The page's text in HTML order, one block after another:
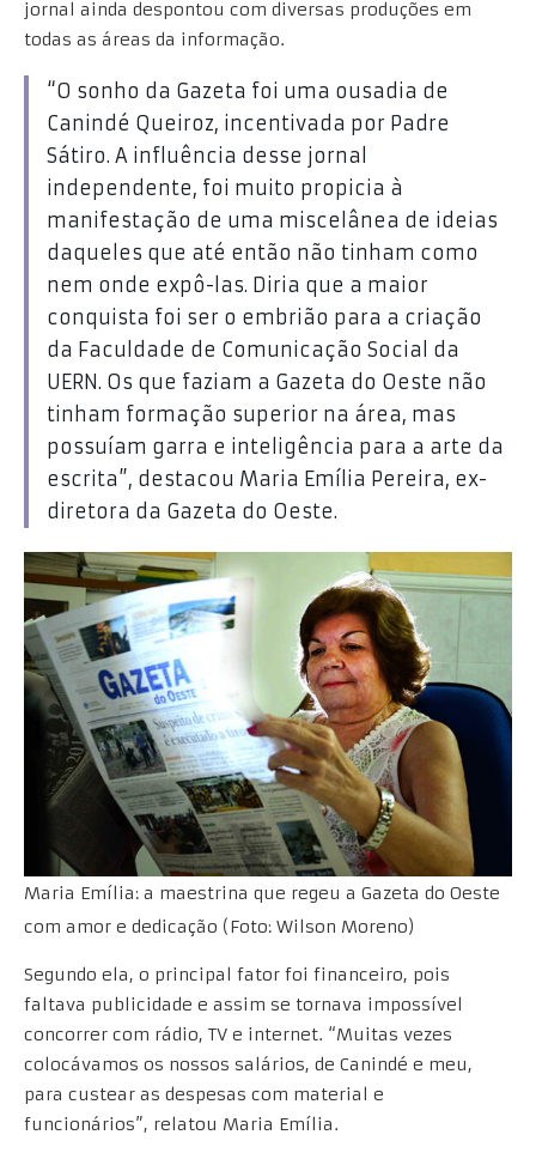
jornal ainda despontou com diversas produções em
todas as áreas da informação.
“O sonho da Gazeta foi uma ousadia de
Canindé Queiroz, incentivada por Padre
Sátiro. A influência desse jornal
independente, foi muito propicia à
manifestação de uma miscelânea de ideias
daqueles que até então não tinham como
nem onde expô-las. Diria que a maior
conquista foi ser o embrião para a criação
da Faculdade de Comunicação Social da
UERN. Os que faziam a Gazeta do Oeste não
tinham formação superior na área, mas
possuíam garra e inteligência para a arte da
escrita”, destacou Maria Emília Pereira, ex-
diretora da Gazeta do Oeste.
Maria Emília: a maestrina que regeu a Gazeta do Oeste
com amor e dedicação (Foto: Wilson Moreno)
Segundo ela, o principal fator foi financeiro, pois
faltava publicidade e assim se tornava impossível
concorrer com rádio, TV e internet. “Muitas vezes
colocávamos os nossos salários, de Canindé e meu,
para custear as despesas com material e
funcionários”, relatou Maria Emília.